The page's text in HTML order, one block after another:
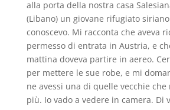
alla porta della nostra casa
(Libano) un giovane rifugiato
conoscevo. Mi racconta che aveva
permesso di entrata in Austria, e
mattina doveva partire in aereo.
per mettere le sue robe, e mi
ne avessi una di quelle vecchie che
più. Io vado a vedere in camera. Di